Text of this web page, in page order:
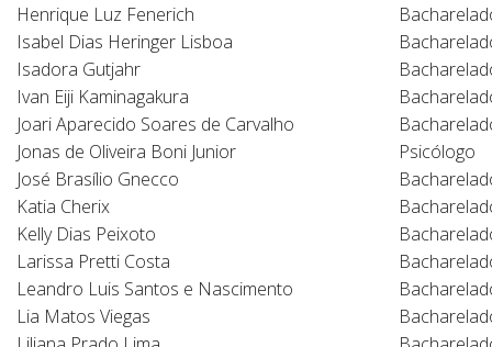
Henrique Luz Fenerich
Isabel Dias Heringer Lisboa
Isadora Gutjahr
Ivan Eiji Kaminagakura
Joari Aparecido Soares de Carvalho
Jonas de Oliveira Boni Junior
Psicólogo
José Brasílio Gnecco
Katia Cherix
Kelly Dias Peixoto
Larissa Pretti Costa
Leandro Luis Santos e Nascimento
Lia Matos Viegas